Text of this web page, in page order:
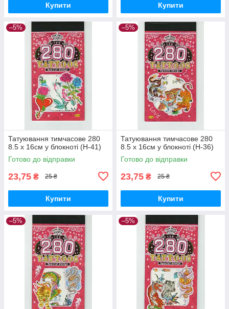
Купити Купити
–5%
Татуювання тимчасове 280
8.5 х 16см у блокноті (H-41)
Готово до відправки
23,75 ₴ 25 ₴
Купити
–5%
Татуювання тимчасове 280
8.5 х 16см у блокноті (H-36)
Готово до відправки
23,75 ₴ 25 ₴
Купити
–5% –5%